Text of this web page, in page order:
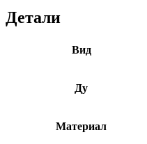
Детали
Вид
Ду
Материал